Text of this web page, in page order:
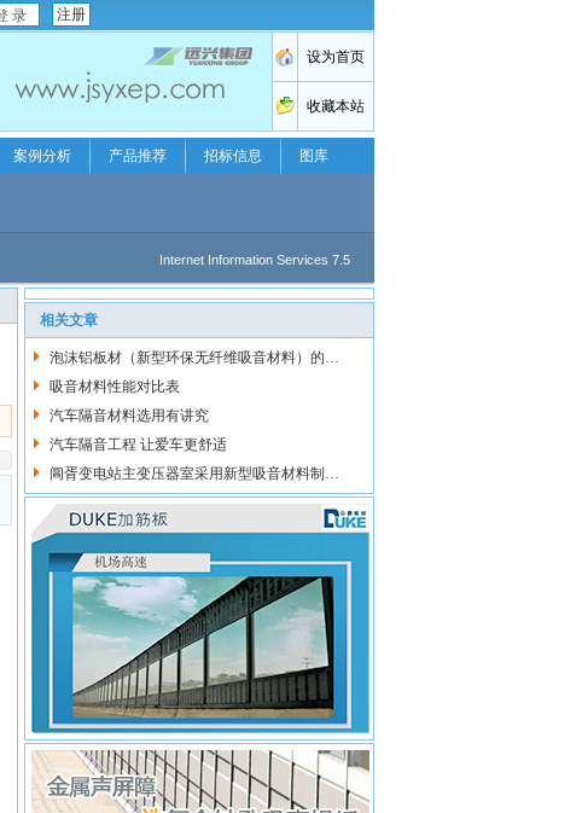
注册
案例分析 产品推荐 招标信息 图库
相关文章
泡沫铝板材（新型环保无纤维吸音材料）的…
吸音材料性能对比表
汽车隔音材料选用有讲究
汽车隔音工程 让爱车更舒适
阊胥变电站主变压器室采用新型吸音材料制…